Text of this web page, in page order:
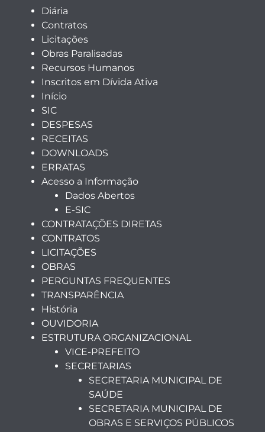
Diária
Contratos
Licitações
Obras Paralisadas
Recursos Humanos
Inscritos em Dívida Ativa
Início
SIC
DESPESAS
RECEITAS
DOWNLOADS
ERRATAS
Acesso a Informação
Dados Abertos
E-SIC
CONTRATAÇÕES DIRETAS
CONTRATOS
LICITAÇÕES
OBRAS
PERGUNTAS FREQUENTES
TRANSPARÊNCIA
História
OUVIDORIA
ESTRUTURA ORGANIZACIONAL
VICE-PREFEITO
SECRETARIAS
SECRETARIA MUNICIPAL DE
SAÚDE
SECRETARIA MUNICIPAL DE
OBRAS E SERVIÇOS PÚBLICOS